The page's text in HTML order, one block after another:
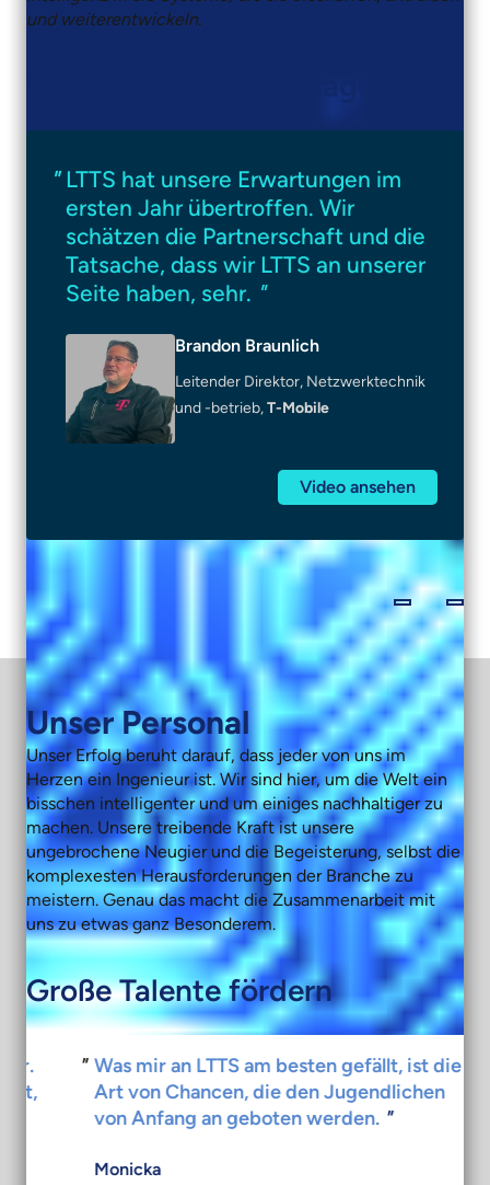
und weiterentwickeln.
LTTS hat unsere Erwartungen im
ersten Jahr übertroffen. Wir
schätzen die Partnerschaft und die
Tatsache, dass wir LTTS an unserer
Seite haben, sehr. "
Brandon Braunlich
Leitender Direktor, Netzwerktechnik
und -betrieb,T-Mobile
Video ansehen
Unser Personal
Unser Erfolg beruht darauf, dass jeder von uns im
Herzen ein Ingenieur ist. Wir sind hier, um die Welt ein
bisschen intelligenter und um einiges nachhaltiger zu
machen. Unsere treibende Kraft ist unsere
ungebrochene Neugier und die Begeisterung, selbst die
komplexesten Herausforderungen der Branche zu
meistern. Genau das macht die Zusammenarbeit mit
uns zu etwas ganz Besonderem.
Große Talente fördern
Was mir an LTTS am besten gefällt, ist die
Art von Chancen, die den Jugendlichen
von Anfang an geboten werden."
Monicka